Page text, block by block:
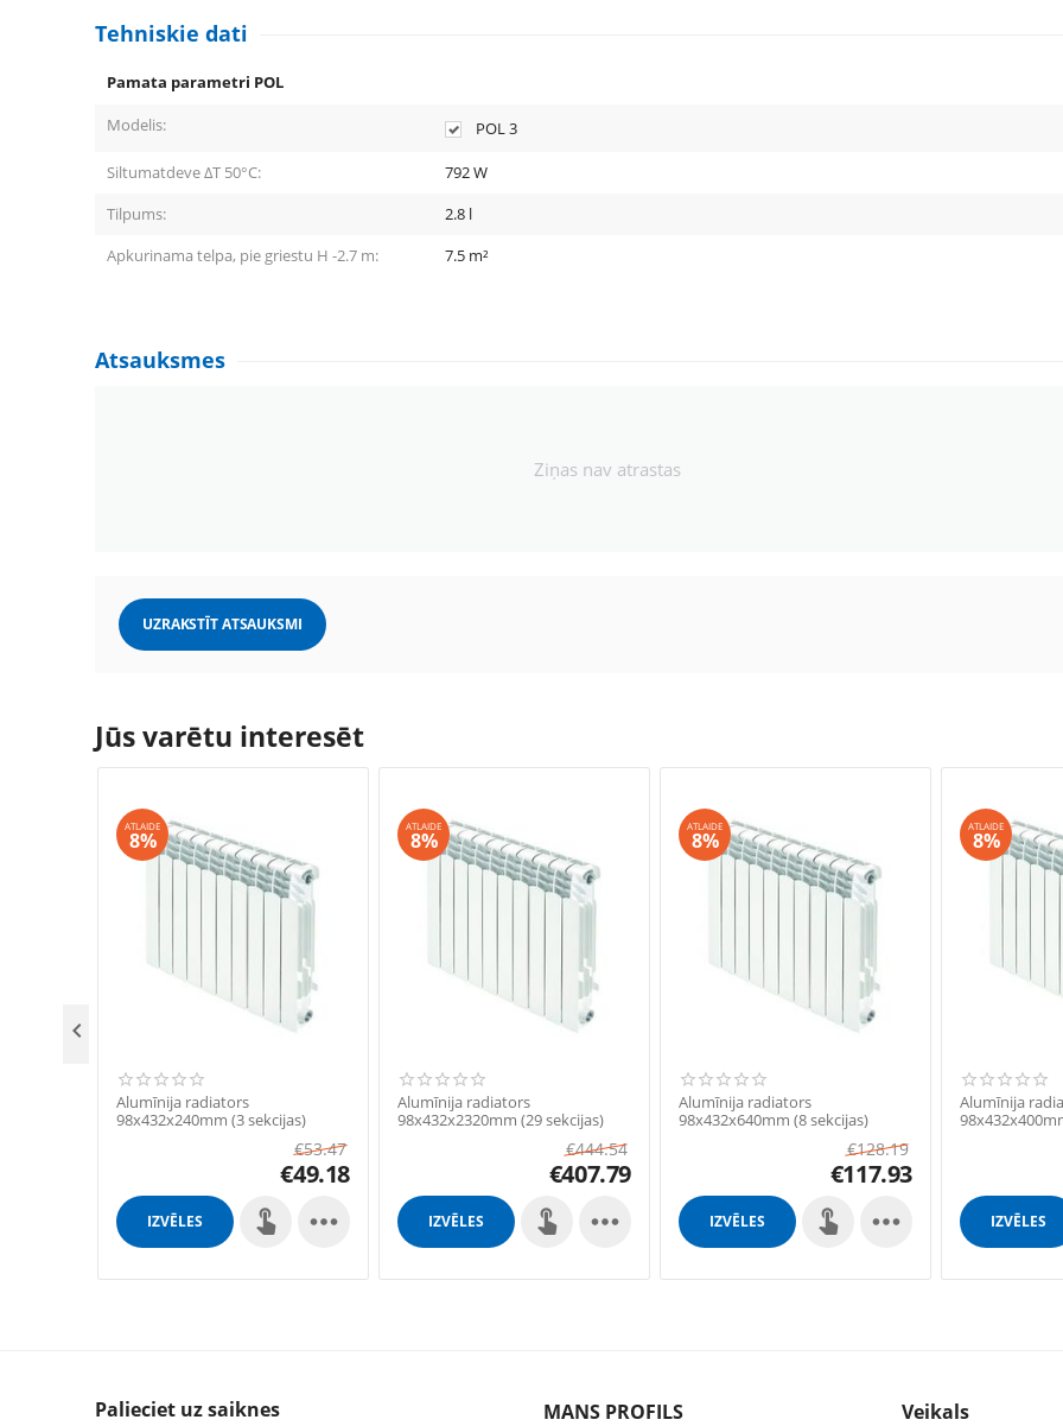
Tehniskie dati
Pamata parametri POL
Modelis:
POL 3
Siltumatdeve ΔT 50°C: 792W
Tilpums:
2.8 l
Apkurinama telpa, pie griestu H -2.7 m:
7.5 m²
Atsauksmes
Ziņas nav atrastas
UZRAKSTĪT ATSAUKSMI
Jūs varētu interesēt
ATLAIDE
8%
Alumīnija radiators
98x432x240mm (3 sekcijas)
€53.47
€49.18
IZVĒLES 
ATLAIDE
8%
Alumīnija radiators
98x432x2320mm (29 sekcijas)
€444.54
€407.79
IZVĒLES 
ATLAIDE
8%
Alumīnija radiators
98x432x640mm (8 sekcijas)
€128.19
€117.93
IZVĒLES 
ATLAIDE
8%
Alumīnija
IZVĒLES

Palieciet uz saiknes MANS PROFILS Veikals